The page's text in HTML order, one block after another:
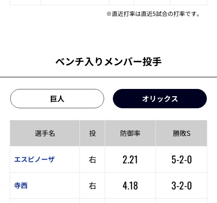
※直近打率は直近5試合の打率です。
ベンチ入りメンバー投手
巨人 オリックス
選手名 投 防御率 勝敗S
エスピノーザ 右 2.21 5-2-0
寺西 右 4.18 3-2-0